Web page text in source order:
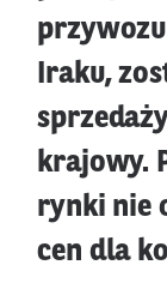
Iraku,
krajowy.
rynki nie
cen dla